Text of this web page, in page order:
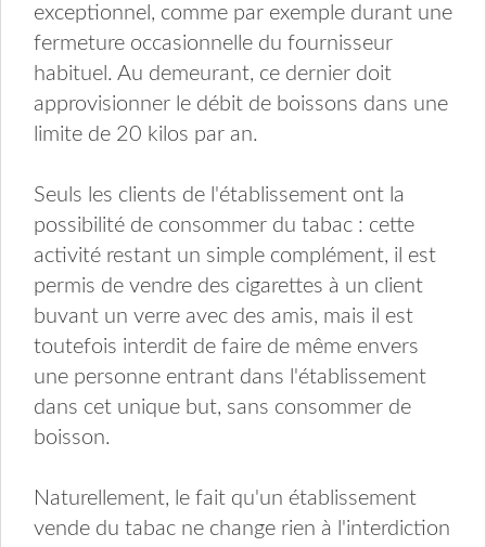
exceptionnel, comme par exemple durant une
fermeture occasionnelle du fournisseur
habituel. Au demeurant, ce dernier doit
approvisionner le débit de boissons dans une
limite de 20 kilos par an.
Seuls les clients de l'établissement ont la
possibilité de consommer du tabac : cette
activité restant un simple complément, il est
permis de vendre des cigarettes à un client
buvant un verre avec des amis, mais il est
toutefois interdit de faire de même envers
une personne entrant dans l'établissement
dans cet unique but, sans consommer de
boisson.
Naturellement, le fait qu'un établissement
vende du tabac ne change rien à l'interdiction